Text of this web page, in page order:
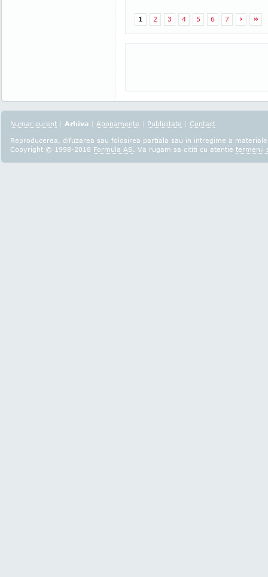
1 2 3 4 5 6 7 › »
Numar curent | Arhiva | Abonamente | Publicitate | Contact
Reproducerea, difuzarea sau folosirea partiala sau in intregime a
Copyright © 1998-2018 Formula AS. Va rugam sa cititi cu atentie termenii